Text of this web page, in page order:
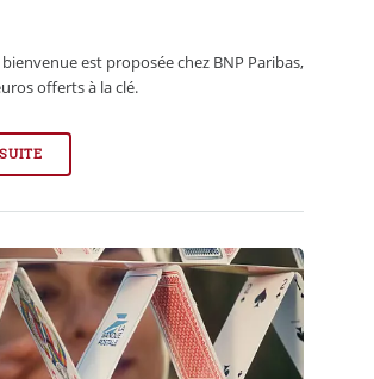
est proposée chez BNP Paribas,
offerts à la clé.